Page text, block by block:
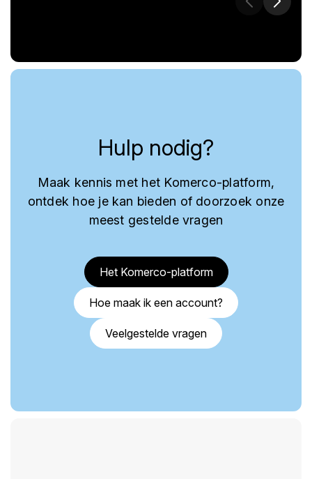
Hulp nodig?
Maak kennis met het Komerco-platform,
ontdek hoe je kan bieden of doorzoek onze
meest gestelde vragen
Het Komerco-platform
Hoe maak ik een account?
Veelgestelde vragen